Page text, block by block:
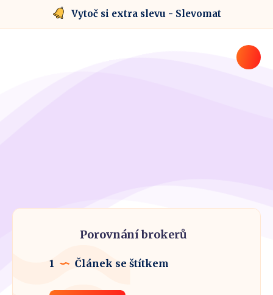
Vytoč si extra slevu - Slevomat
Porovnání brokerů
1 Článek se štítkem